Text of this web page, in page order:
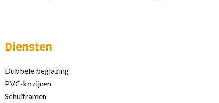
Diensten
Dubbele beglazing
PVC-kozijnen
Schuiframen